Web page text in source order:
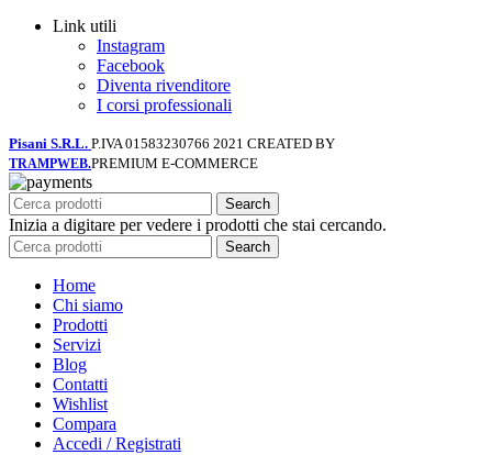
Link utili
Instagram
Facebook
Diventa rivenditore
I corsi professionali
Pisani S.R.L. P.IVA 01583230766 2021 CREATED BY
TRAMPWEB.PREMIUM E-COMMERCE
Search
Inizia a digitare per vedere i prodotti che stai cercando.
Search
Home
Chi siamo
Prodotti
Servizi
Blog
Contatti
Wishlist
Compara
Accedi / Registrati